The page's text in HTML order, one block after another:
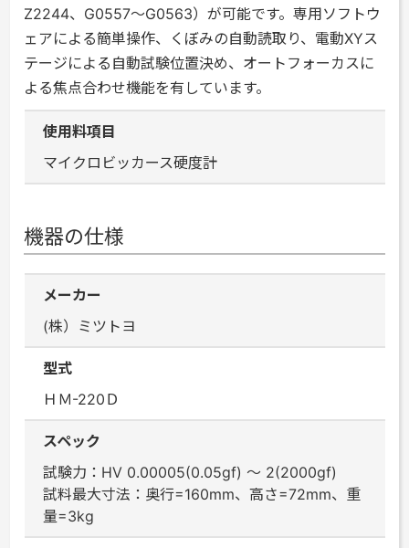
Z2244、G0557～G0563）が可能です。専用ソフトウ
ェアによる簡単操作、くぼみの自動読取り、電動XYス
テージによる自動試験位置決め、オートフォーカスに
よる焦点合わせ機能を有しています。
使用料項目
マイクロビッカース硬度計
機器の仕様
メーカー
(株）ミツトヨ
型式
ＨＭ-220Ｄ
スペック
試験力：HV 0.00005(0.05gf) ～ 2(2000gf)
試料最大寸法：奥行=160mm、高さ=72mm、重
量=3kg